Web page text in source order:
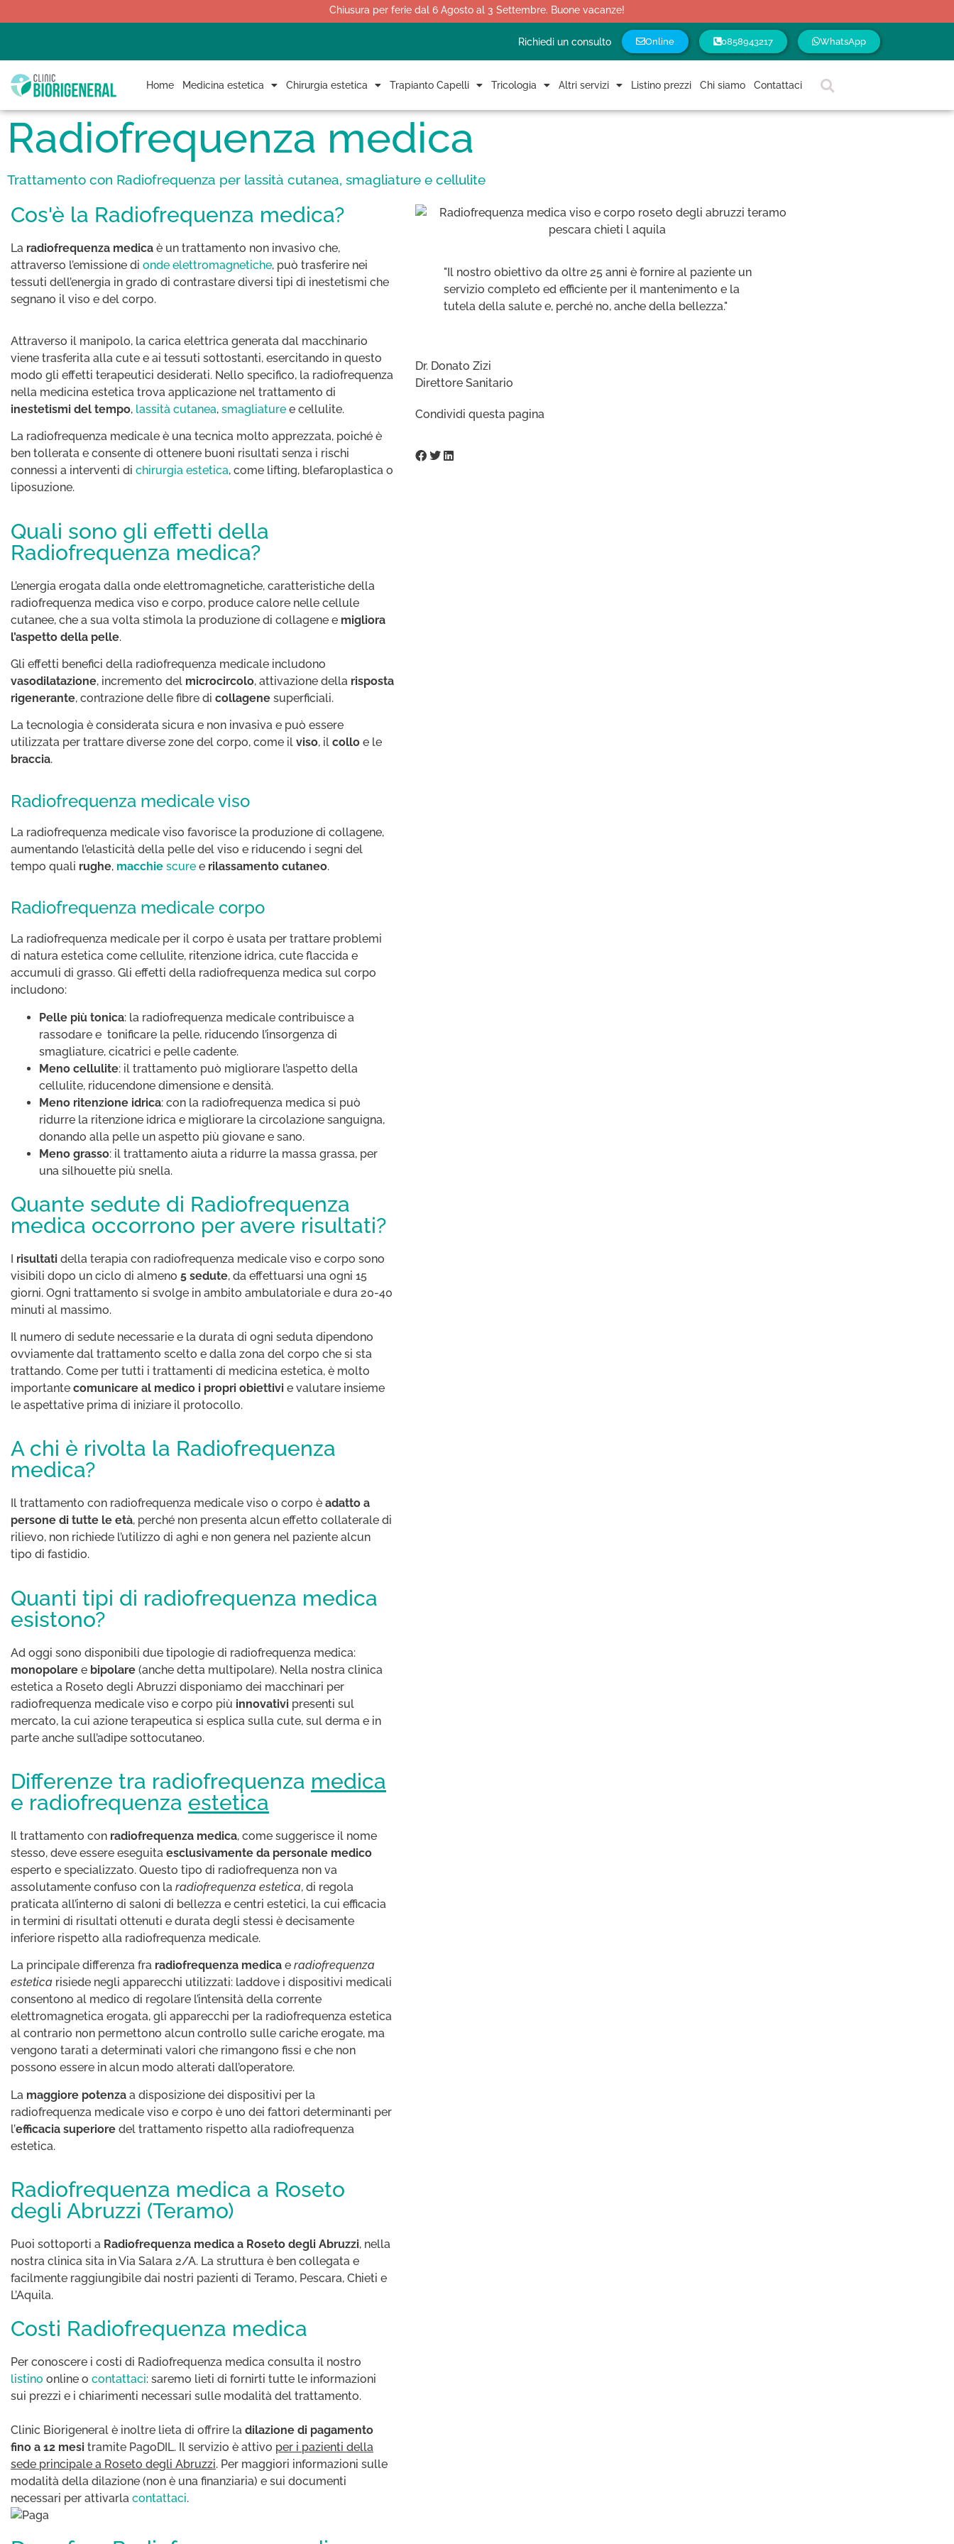
Chiusura per ferie dal 6 Agosto al 3 Settembre. Buone vacanze!
Richiedi un consulto Online 0858943217 WhatsApp
Home Medicina estetica Chirurgia estetica Trapianto Capelli Tricologia Altri servizi Listino prezzi Chi siamo Contattaci
Radiofrequenza medica
Trattamento con Radiofrequenza per lassità cutanea, smagliature e cellulite
Cos'è la Radiofrequenza medica?
La radiofrequenza medica è un trattamento non invasivo che,
attraverso l’emissione di onde elettromagnetiche, può trasferire nei
tessuti dell’energia in grado di contrastare diversi tipi di inestetismi che
segnano il viso e del corpo.
Attraverso il manipolo, la carica elettrica generata dal macchinario
viene trasferita alla cute e ai tessuti sottostanti, esercitando in questo
modo gli effetti terapeutici desiderati. Nello specifico, la radiofrequenza
nella medicina estetica trova applicazione nel trattamento di
inestetismi del tempo, lassità cutanea, smagliature e cellulite.
La radiofrequenza medicale è una tecnica molto apprezzata, poiché è
ben tollerata e consente di ottenere buoni risultati senza i rischi
connessi a interventi di chirurgia estetica, come lifting, blefaroplastica o
liposuzione.
Quali sono gli effetti della
Radiofrequenza medica?
L’energia erogata dalla onde elettromagnetiche, caratteristiche della
radiofrequenza medica viso e corpo, produce calore nelle cellule
cutanee, che a sua volta stimola la produzione di collagene e migliora
l’aspetto della pelle.
Gli effetti benefici della radiofrequenza medicale includono
vasodilatazione, incremento del microcircolo, attivazione della risposta
rigenerante, contrazione delle fibre di collagene superficiali.
La tecnologia è considerata sicura e non invasiva e può essere
utilizzata per trattare diverse zone del corpo, come il viso, il collo e le
braccia.
Radiofrequenza medicale viso
La radiofrequenza medicale viso favorisce la produzione di collagene,
aumentando l’elasticità della pelle del viso e riducendo i segni del
tempo quali rughe, macchie scure e rilassamento cutaneo.
Radiofrequenza medicale corpo
La radiofrequenza medicale per il corpo è usata per trattare problemi
di natura estetica come cellulite, ritenzione idrica, cute flaccida e
accumuli di grasso. Gli effetti della radiofrequenza medica sul corpo
includono:
Pelle più tonica: la radiofrequenza medicale contribuisce a
rassodare e tonificare la pelle, riducendo l’insorgenza di
smagliature, cicatrici e pelle cadente.
Meno cellulite: il trattamento può migliorare l’aspetto della
cellulite, riducendone dimensione e densità.
Meno ritenzione idrica: con la radiofrequenza medica si può
ridurre la ritenzione idrica e migliorare la circolazione sanguigna,
donando alla pelle un aspetto più giovane e sano.
Meno grasso: il trattamento aiuta a ridurre la massa grassa, per
una silhouette più snella.
Quante sedute di Radiofrequenza
medica occorrono per avere risultati?
I risultati della terapia con radiofrequenza medicale viso e corpo sono
visibili dopo un ciclo di almeno 5 sedute, da effettuarsi una ogni 15
giorni. Ogni trattamento si svolge in ambito ambulatoriale e dura 20-40
minuti al massimo.
Il numero di sedute necessarie e la durata di ogni seduta dipendono
ovviamente dal trattamento scelto e dalla zona del corpo che si sta
trattando. Come per tutti i trattamenti di medicina estetica, è molto
importante comunicare al medico i propri obiettivi e valutare insieme
le aspettative prima di iniziare il protocollo.
A chi è rivolta la Radiofrequenza
medica?
Il trattamento con radiofrequenza medicale viso o corpo è adatto a
persone di tutte le età, perché non presenta alcun effetto collaterale di
rilievo, non richiede l’utilizzo di aghi e non genera nel paziente alcun
tipo di fastidio.
Quanti tipi di radiofrequenza medica
esistono?
Ad oggi sono disponibili due tipologie di radiofrequenza medica:
monopolare e bipolare (anche detta multipolare). Nella nostra clinica
estetica a Roseto degli Abruzzi disponiamo dei macchinari per
radiofrequenza medicale viso e corpo più innovativi presenti sul
mercato, la cui azione terapeutica si esplica sulla cute, sul derma e in
parte anche sull’adipe sottocutaneo.
Differenze tra radiofrequenza medica
e radiofrequenza estetica
Il trattamento con radiofrequenza medica, come suggerisce il nome
stesso, deve essere eseguita esclusivamente da personale medico
esperto e specializzato. Questo tipo di radiofrequenza non va
assolutamente confuso con la radiofrequenza estetica, di regola
praticata all’interno di saloni di bellezza e centri estetici, la cui efficacia
in termini di risultati ottenuti e durata degli stessi è decisamente
inferiore rispetto alla radiofrequenza medicale.
La principale differenza fra radiofrequenza medica e radiofrequenza
estetica risiede negli apparecchi utilizzati: laddove i dispositivi medicali
consentono al medico di regolare l’intensità della corrente
elettromagnetica erogata, gli apparecchi per la radiofrequenza estetica
al contrario non permettono alcun controllo sulle cariche erogate, ma
vengono tarati a determinati valori che rimangono fissi e che non
possono essere in alcun modo alterati dall’operatore.
La maggiore potenza a disposizione dei dispositivi per la
radiofrequenza medicale viso e corpo è uno dei fattori determinanti per
l’efficacia superiore del trattamento rispetto alla radiofrequenza
estetica.
Radiofrequenza medica a Roseto
degli Abruzzi (Teramo)
Puoi sottoporti a Radiofrequenza medica a Roseto degli Abruzzi, nella
nostra clinica sita in Via Salara 2/A. La struttura è ben collegata e
facilmente raggiungibile dai nostri pazienti di Teramo, Pescara, Chieti e
L’Aquila.
Costi Radiofrequenza medica
Per conoscere i costi di Radiofrequenza medica consulta il nostro
listino online o contattaci: saremo lieti di fornirti tutte le informazioni
sui prezzi e i chiarimenti necessari sulle modalità del trattamento.
Clinic Biorigeneral è inoltre lieta di offrire la dilazione di pagamento
fino a 12 mesi tramite PagoDIL. Il servizio è attivo per i pazienti della
sede principale a Roseto degli Abruzzi. Per maggiori informazioni sulle
modalità della dilazione (non è una finanziaria) e sui documenti
necessari per attivarla contattaci.
"Il nostro obiettivo da oltre 25 anni è fornire al paziente un
servizio completo ed efficiente per il mantenimento e la
tutela della salute e, perché no, anche della bellezza."
Dr. Donato Zizi
Direttore Sanitario
Condividi questa pagina